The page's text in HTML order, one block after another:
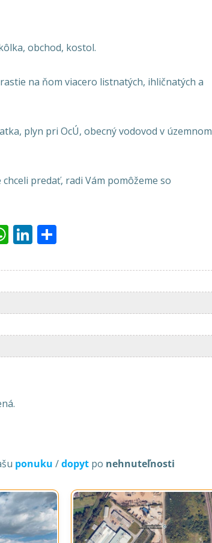
obchod, kostol.
na ňom viacero listnatých, ihličnatých a
plyn pri OcÚ, obecný vodovod v územnom
predať, radi Vám pomôžeme so
WhatsApp
LinkedIn
ponuku /dopyt po nehnuteľnosti